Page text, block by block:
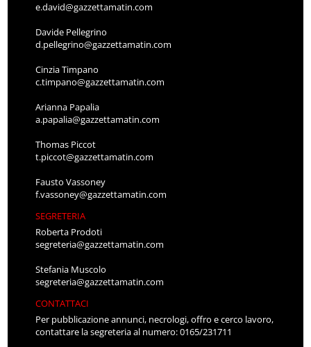
e.david@gazzettamatin.com
Davide Pellegrino
d.pellegrino@gazzettamatin.com
Cinzia Timpano
c.timpano@gazzettamatin.com
Arianna Papalia
a.papalia@gazzettamatin.com
Thomas Piccot
t.piccot@gazzettamatin.com
Fausto Vassoney
f.vassoney@gazzettamatin.com
SEGRETERIA
Roberta Prodoti
segreteria@gazzettamatin.com
Stefania Muscolo
segreteria@gazzettamatin.com
CONTATTACI
Per pubblicazione annunci, necrologi, offro e cerco lavoro,
contattare la segreteria al numero: 0165/231711